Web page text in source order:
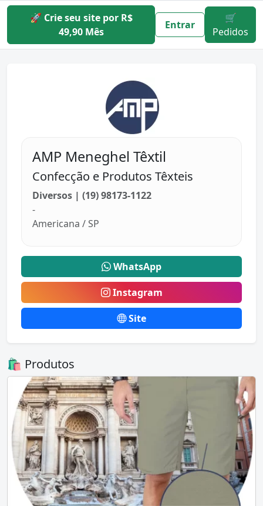
🚀 Crie seu site por R$
49,90 Mês
Entrar
🛒
Pedidos
AMP Meneghel Têxtil
Confecção e Produtos Têxteis
Diversos | (19) 98173-1122
-
Americana / SP
WhatsApp
Instagram
Site
🛍️ Produtos